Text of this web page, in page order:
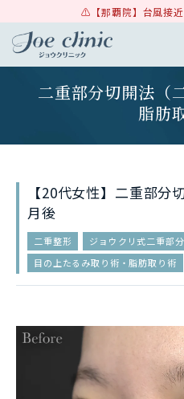
【那覇院】台風接
二重部分切開法（
脂肪
【20代女性】二重部分
月後
二重整形
ジョウクリ式二重部
目の上たるみ取り術・脂肪取り術